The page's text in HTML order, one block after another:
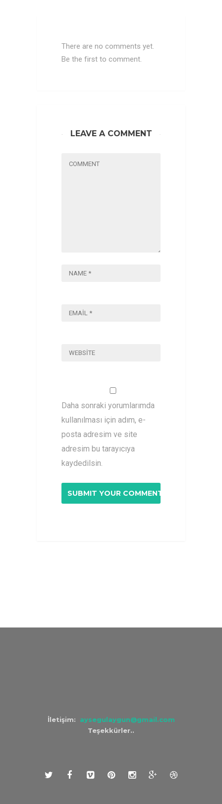
There are no comments yet.
Be the first to comment.
LEAVE A COMMENT
Daha sonraki yorumlarımda
kullanılması için adım, e-
posta adresim ve site
adresim bu tarayıcıya
kaydedilsin.
İletişim: aysegulaygun@gmail.com
Teşekkürler..